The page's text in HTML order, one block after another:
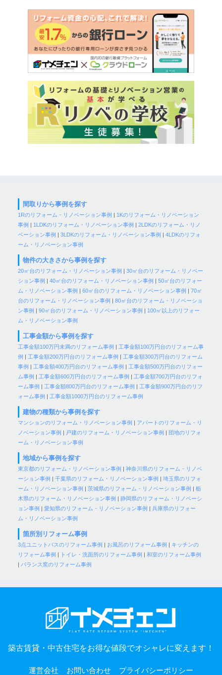
間取りから事例を探す
1Rのリフォーム・リノベーション事例 | 1Kのリフォーム・リノベーション
事例 | 1LDKのリフォーム・リノベーション事例 |2LDKのリフォーム・リノ
ベーション事例 |3LDKのリフォーム・リノベーション事例 |4LDKのリフォ
ーム・リノベーション事例
物件の大きさから事例を探す
20㎡台のリフォーム・リノベーション事例 |30㎡台のリフォーム・リノベー
ション事例 |40㎡台のリフォーム・リノベーション事例 |50㎡台のリフォー
ム・リノベーション事例 |60㎡台のリフォーム・リノベーション事例 |70㎡
台のリフォーム・リノベーション事例 |80㎡台のリフォーム・リノベーショ
ン事例 |90㎡台のリフォーム・リノベーション事例 | 100㎡以上のリフォー
ム・リノベーション事例
工事金額から事例を探す
工事金額100万円未満のリフォーム事例 | 工事金額100万円台のリフォーム事
例 | 工事金額200万円台のリフォーム事例 | 工事金額300万円台のリフォーム
事例 | 工事金額400万円台のリフォーム事例 | 工事金額500万円台のリフォー
ム事例 | 工事金額600万円台のリフォーム事例 | 工事金額700万円台のリフォ
ーム事例 | 工事金額800万円台のリフォーム事例 | 工事金額900万円台のリフ
ォーム事例 | 工事金額1000万円台のリフォーム事例
建物の種類から事例を探す
マンションのリフォーム・リノベーション事例 | アパートのリフォーム・リ
ノベーション事例 | 戸建のリフォーム・リノベーション事例 | 団地のリフォ
ーム・リノベーション事例
地域から事例を探す
東京都のリフォーム・リノベーション事例 |神奈川県のリフォーム・リノベ
ーション事例 |千葉県のリフォーム・リノベーション事例 |埼玉県のリフォ
ーム・リノベーション事例 |茨城県のリフォーム・リノベーション事例 |栃
木県のリフォーム・リノベーション事例 |静岡県のリフォーム・リノベーシ
ョン事例 |愛知県のリフォーム・リノベーション事例 |兵庫県のリフォー
ム・リノベーション事例
箇所別リフォーム事例
3点ユニットバスのリフォーム事例 | お風呂のリフォーム事例 | キッチンの
リフォーム事例 | トイレ・洗面所のリフォーム事例 |和室のリフォーム事例
| バランス窯のリフォーム事例
築古賃貸・中古住宅をお得な値段でオシャレに変えます！
運営会社 お問い合わせ プライバシーポリシー